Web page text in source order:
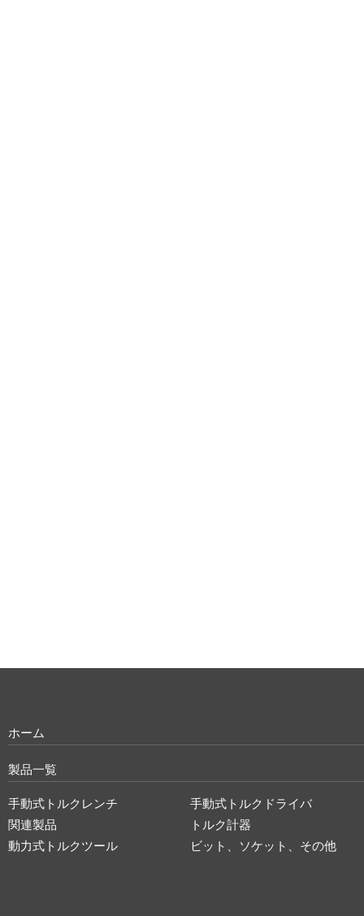
ホーム
製品一覧
手動式トルクレンチ
手動式トルクドライバ
関連製品
トルク計器
動力式トルクツール
ビット、ソケット、その他